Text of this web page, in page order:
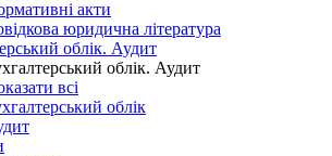
акти
юридична література
облік. Аудит
облік. Аудит
всі
облік